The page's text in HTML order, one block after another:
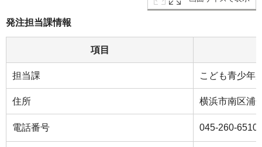
発注担当課情報
項目
担当課 こども青少年
住所 横浜市南区浦
電話番号 045-260-6510